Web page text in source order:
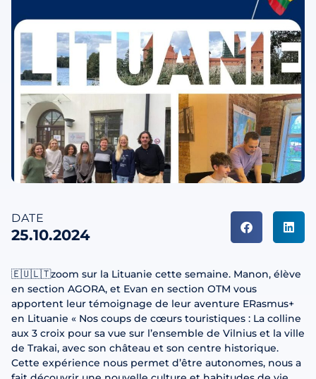
DATE
25.10.2024
🇪🇺🇱🇹zoom sur la Lituanie cette semaine. Manon, élève
en section AGORA, et Evan en section OTM vous
apportent leur témoignage de leur aventure ERasmus+
en Lituanie « Nos coups de cœurs touristiques : La colline
aux 3 croix pour sa vue sur l’ensemble de Vilnius et la ville
de Trakai, avec son château et son centre historique.
Cette expérience nous permet d’être autonomes, nous a